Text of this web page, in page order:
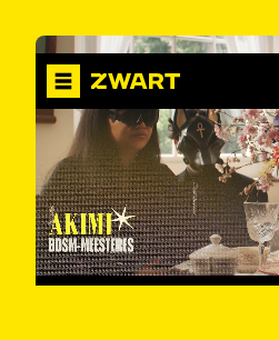
00:21